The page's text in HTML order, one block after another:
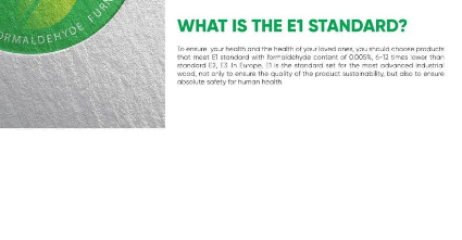
trội, mà còn ở tư duy thiết kế sáng tạo. Thương hiệu
công nghệ chống nước Aqua Pro, và hệ thống hèm khóa
hảo giữa tính thẩm mỹ sang trọng, độ bền vượt thời
mong muốn một không gian sống tinh tế, đẳng cấp.